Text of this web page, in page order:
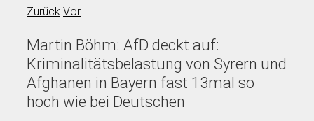
Zurück Vor
Martin Böhm: AfD deckt auf:
Kriminalitätsbelastung von Syrern und
Afghanen in Bayern fast 13mal so
hoch wie bei Deutschen